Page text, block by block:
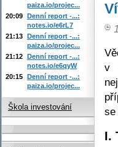
v
se
I.
paiza.io/projec...
20:09 Denní report -...:
notes.io/e6rL7
21:13 Denní report -...:
paiza.io/projec...
21:12 Denní report -...:
notes.io/e6qyW
20:15 Denní report -...:
paiza.io/projec...
Škola investování